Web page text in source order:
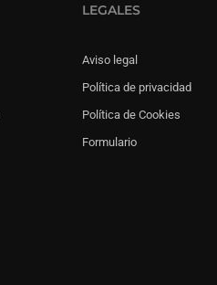
LEGALES
Aviso legal
Política de privacidad
Política de Cookies
Formulario